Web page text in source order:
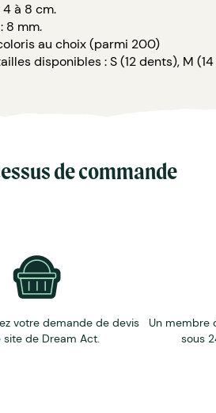
à 8 cm.
8 mm.
au choix (parmi 200)
disponibles : S (12 dents), M
de commande
votre demande de devis
site de Dream Act.
Un membre
sous